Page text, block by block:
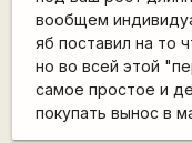
вообщем
яб поставил на то
но во всей этой
самое простое и
покупать вынос в